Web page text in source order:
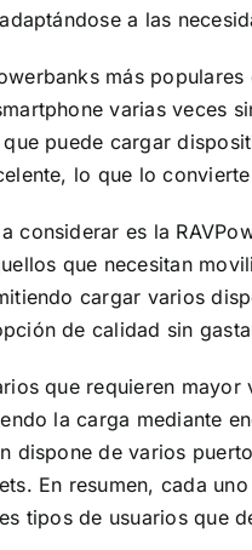
a las
más
varias veces
puede cargar
lo que lo
considerar es la
que necesitan
cargar varios
de calidad sin
que requieren
la carga mediante
dispone de varios
En resumen, cada
tipos de usuarios que